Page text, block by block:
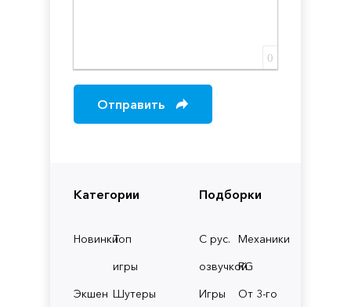
Категории
НовинкиТоп
игры
Экшен Шутеры
Подборки
С рус.
озвучкой
Механики
RG
Игры
От 3-го
0
Отправить